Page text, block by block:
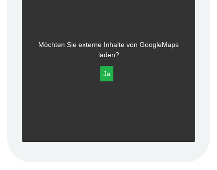
Möchten Sie externe Inhalte von GoogleMaps
laden?
Ja